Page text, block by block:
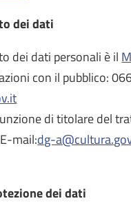
dei dati
dei dati personali è il
con il pubblico:
di titolare del
mail:dg-
dei dati